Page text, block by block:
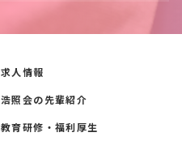
求人情報
浩照会の先輩紹介
教育研修・福利厚生